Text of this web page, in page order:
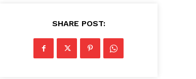
SHARE POST: